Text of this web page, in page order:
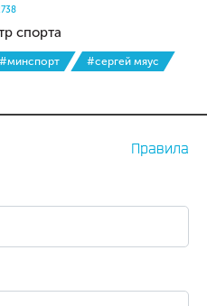
спорта
#минспорт
#сергей мяус
Правила